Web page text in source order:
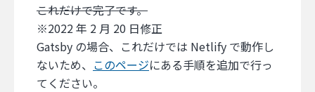
これだけで完了です。
※2022 年 2 月 20 日修正
Gatsby の場合、これだけでは Netlify で動作し
ないため、 このページにある手順を追加で行っ
てください。